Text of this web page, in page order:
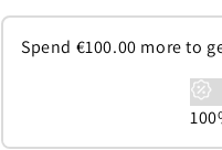
Spend €100.00 more to